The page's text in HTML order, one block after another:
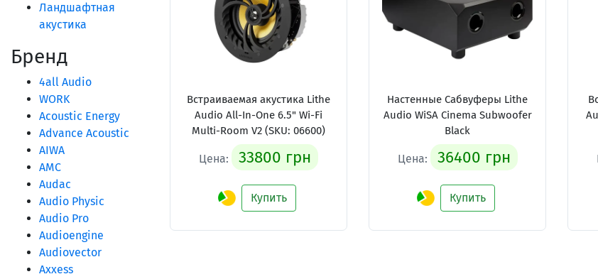
Ландшафтная
акустика
Бренд
4all Audio
WORK
Acoustic Energy
Advance Acoustic
AIWA
AMC
Audac
Audio Physic
Audio Pro
Audioengine
Audiovector
Axxess
Встраиваемая акустика Lithe
Audio All-In-One 6.5" Wi-Fi
Multi-Room V2 (SKU: 06600)
Цена: 33800 грн
Купить
Настенные Сабвуферы Lithe
Audio WiSA Cinema Subwoofer
Black
Цена: 36400 грн
Купить